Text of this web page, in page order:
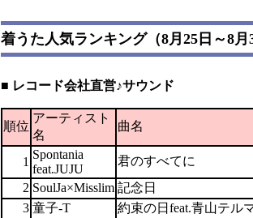
着うた人気ランキング（8月25日～8月
■ レコード会社直営♪サウンド
順位
アーティスト
名
曲名
1
Spontania
feat.JUJU
君のすべてに
2 SoulJa×Misslim 記念日
3 童子-T
約束の日feat.青山テル